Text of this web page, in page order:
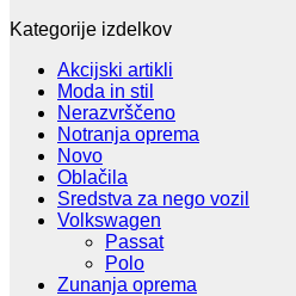
Kategorije izdelkov
Akcijski artikli
Moda in stil
Nerazvrščeno
Notranja oprema
Novo
Oblačila
Sredstva za nego vozil
Volkswagen
Passat
Polo
Zunanja oprema